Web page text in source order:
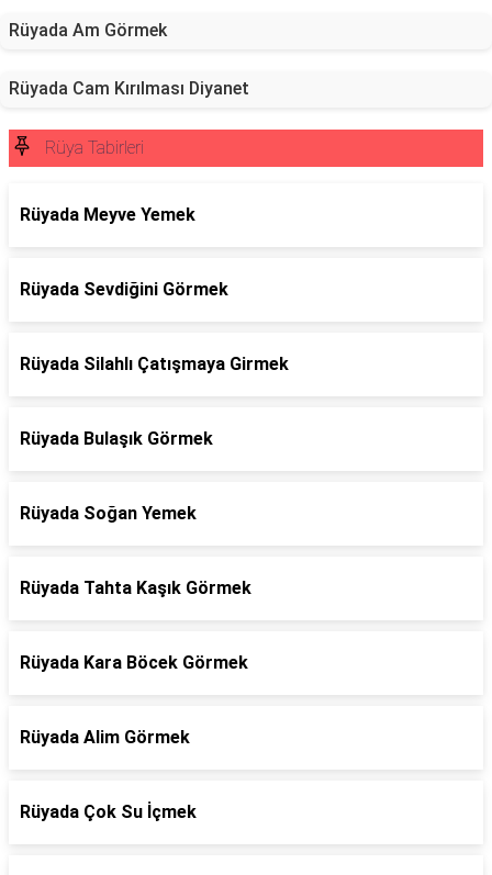
Rüyada Am Görmek
Rüyada Cam Kırılması Diyanet
Rüya Tabirleri
Rüyada Meyve Yemek
Rüyada Sevdiğini Görmek
Rüyada Silahlı Çatışmaya Girmek
Rüyada Bulaşık Görmek
Rüyada Soğan Yemek
Rüyada Tahta Kaşık Görmek
Rüyada Kara Böcek Görmek
Rüyada Alim Görmek
Rüyada Çok Su İçmek